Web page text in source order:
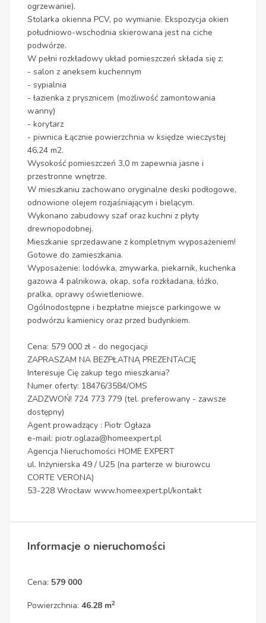
ogrzewanie).
Stolarka okienna PCV, po wymianie. Ekspozycja okien
południowo-wschodnia skierowana jest na ciche
podwórze.
W pełni rozkładowy układ pomieszczeń składa się z:
- salon z aneksem kuchennym
- sypialnia
- łazienka z prysznicem (możliwość zamontowania
wanny)
- korytarz
- piwnica Łącznie powierzchnia w księdze wieczystej
46,24 m2.
Wysokość pomieszczeń 3,0 m zapewnia jasne i
przestronne wnętrze.
W mieszkaniu zachowano oryginalne deski podłogowe,
odnowione olejem rozjaśniającym i bielącym.
Wykonano zabudowy szaf oraz kuchni z płyty
drewnopodobnej.
Mieszkanie sprzedawane z kompletnym wyposażeniem!
Gotowe do zamieszkania.
Wyposażenie: lodówka, zmywarka, piekarnik, kuchenka
gazowa 4 palnikowa, okap, sofa rozkładana, łóżko,
pralka, oprawy oświetleniowe.
Ogólnodostępne i bezpłatne miejsce parkingowe w
podwórzu kamienicy oraz przed budynkiem.
Cena: 579 000 zł - do negocjacji
ZAPRASZAM NA BEZPŁATNĄ PREZENTACJĘ
Interesuje Cię zakup tego mieszkania?
Numer oferty: 18476/3584/OMS
ZADZWOŃ! 724 773 779 (tel. preferowany - zawsze
dostępny)
Agent prowadzący : Piotr Ogłaza
e-mail: piotr.oglaza@homeexpert.pl
Agencja Nieruchomości HOME EXPERT
ul. Inżynierska 49 / U25 (na parterze w biurowcu
CORTE VERONA)
53-228 Wrocław www.homeexpert.pl/kontakt
Informacje o nieruchomości
Cena: 579 000
Powierzchnia: 46.28 m2